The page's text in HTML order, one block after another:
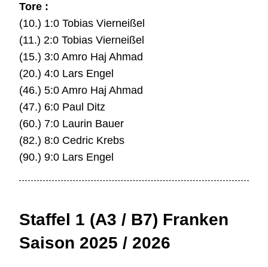
Tore :
(10.) 1:0 Tobias Vierneißel
(11.) 2:0 Tobias Vierneißel
(15.) 3:0 Amro Haj Ahmad
(20.) 4:0 Lars Engel
(46.) 5:0 Amro Haj Ahmad
(47.) 6:0 Paul Ditz
(60.) 7:0 Laurin Bauer
(82.) 8:0 Cedric Krebs
(90.) 9:0 Lars Engel
Staffel 1 (A3 / B7) Franken
Saison 2025 / 2026